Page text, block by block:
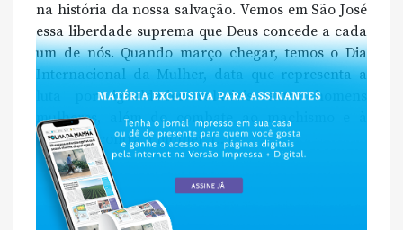
na história da nossa salvação. Vemos em São José
essa liberdade suprema que Deus concede a cada
um de nós. Quando março chegar, temos o Dia
Internacional da Mulher, data que representa a
luta por igualdades salariais entre homens
mulheres, além do combate ao machismo e à
violência contra a mulher. […]